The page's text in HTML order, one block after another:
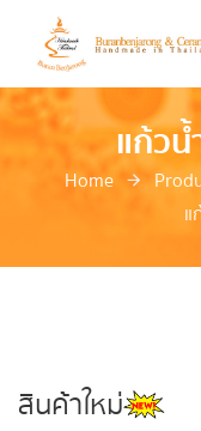
แก้ว
Home
สินค้าใหม่